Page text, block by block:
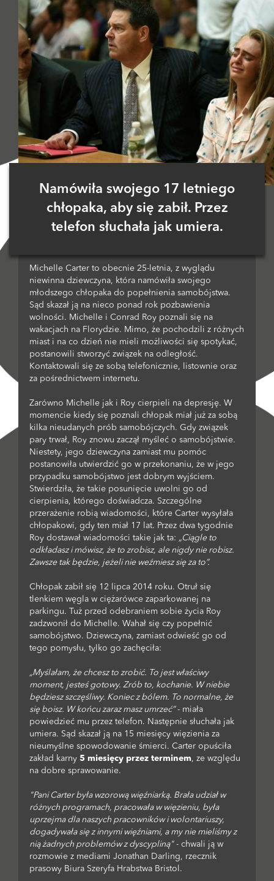
Namówiła swojego 17 letniego
chłopaka, aby się zabił. Przez
telefon słuchała jak umiera.
Michelle Carter to obecnie 25-letnia, z wyglądu
niewinna dziewczyna, która namówiła swojego
młodszego chłopaka do popełnienia samobójstwa.
Sąd skazał ją na nieco ponad rok pozbawienia
wolności. Michelle i Conrad Roy poznali się na
wakacjach na Florydzie. Mimo, że pochodzili z różnych
miast i na co dzień nie mieli możliwości się spotykać,
postanowili stworzyć związek na odległość.
Kontaktowali się ze sobą telefonicznie, listownie oraz
za pośrednictwem internetu.
Zarówno Michelle jak i Roy cierpieli na depresję. W
momencie kiedy się poznali chłopak miał już za sobą
kilka nieudanych prób samobójczych. Gdy związek
pary trwał, Roy znowu zaczął myśleć o samobójstwie.
Niestety, jego dziewczyna zamiast mu pomóc
postanowiła utwierdzić go w przekonaniu, że w jego
przypadku samobójstwo jest dobrym wyjściem.
Stwierdziła, że takie posunięcie uwolni go od
cierpienia, którego doświadcza. Szczególne
przerażenie robią wiadomości, które Carter wysyłała
chłopakowi, gdy ten miał 17 lat. Przez dwa tygodnie
Roy dostawał wiadomości takie jak ta: „Ciągle to
odkładasz i mówisz, że to zrobisz, ale nigdy nie robisz.
Zawsze tak będzie, jeżeli nie weźmiesz się za to”.
Chłopak zabił się 12 lipca 2014 roku. Otruł się
tlenkiem węgla w ciężarówce zaparkowanej na
parkingu. Tuż przed odebraniem sobie życia Roy
zadzwonił do Michelle. Wahał się czy popełnić
samobójstwo. Dziewczyna, zamiast odwieść go od
tego pomysłu, tylko go zachęciła:
„Myślałam, że chcesz to zrobić. To jest właściwy
moment, jesteś gotowy. Zrób to, kochanie. W niebie
będziesz szczęśliwy. Koniec z bólem. To normalne, że
się boisz. W końcu zaraz masz umrzeć”- miała
powiedzieć mu przez telefon. Następnie słuchała jak
umiera. Sąd skazał ją na 15 miesięcy więzienia za
nieumyślne spowodowanie śmierci. Carter opuściła
zakład karny 5 miesięcy przez terminem, ze względu
na dobre sprawowanie.
"Pani Carter była wzorową więźniarką. Brała udział w
różnych programach, pracowała w więzieniu, była
uprzejma dla naszych pracowników i wolontariuszy,
dogadywała się z innymi więźniami, a my nie mieliśmy z
nią żadnych problemów z dyscypliną"- chwali ją w
rozmowie z mediami Jonathan Darling, rzecznik
prasowy Biura Szeryfa Hrabstwa Bristol.